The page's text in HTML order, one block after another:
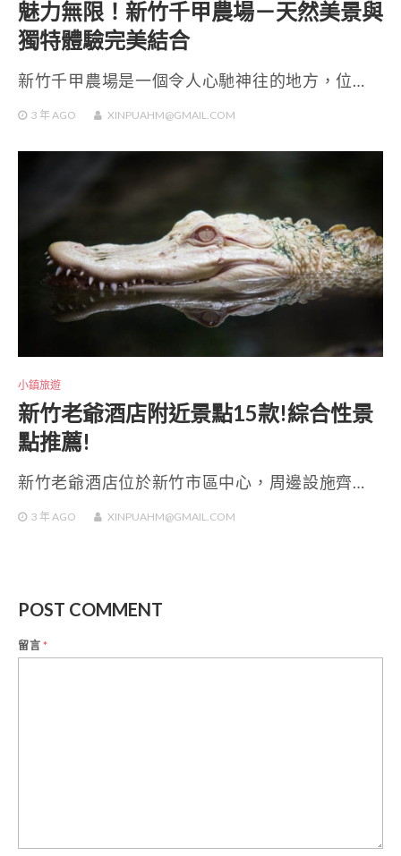
魅力無限！新竹千甲農場－天然美景與
獨特體驗完美結合
新竹千甲農場是一個令人心馳神往的地方，位…
3 年AGO XINPUAHM@GMAIL.COM
小鎮旅遊
新竹老爺酒店附近景點15款!綜合性景
點推薦!
新竹老爺酒店位於新竹市區中心，周邊設施齊…
3 年AGO XINPUAHM@GMAIL.COM
POST COMMENT
留言*